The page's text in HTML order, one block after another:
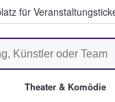
für
Tickets
Theater & Komödie